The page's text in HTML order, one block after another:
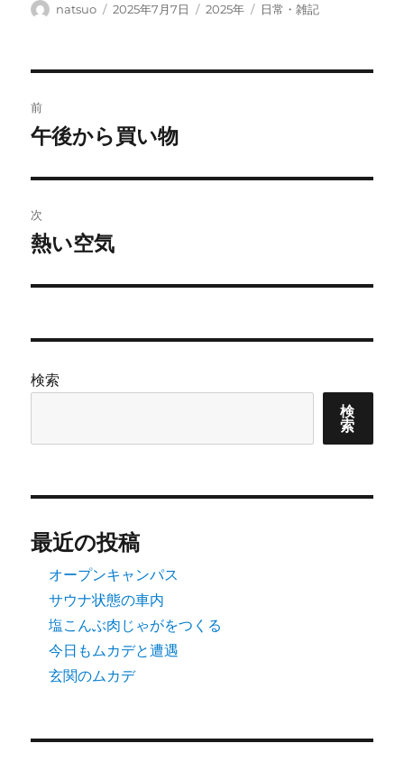
投
natsuo
投
2025年7月7日
カ
2025年
タ
日常・雑記
稿
ビ
ゲ
ー
ン
前
前
投
稿:
午後から買い物
次
次
投
熱い空気
検索
検
索
最近の投稿
オープンキャンパス
サウナ状態の車内
塩こんぶ肉じゃがをつくる
今日もムカデと遭遇
玄関のムカデ